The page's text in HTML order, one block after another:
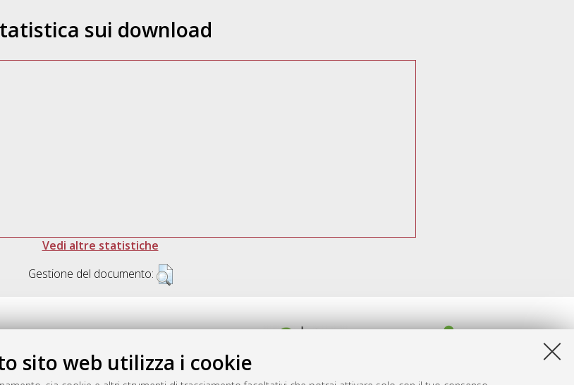
sito web utilizza i cookie
sui download
Vedi altre statistiche
Gestione del documento: